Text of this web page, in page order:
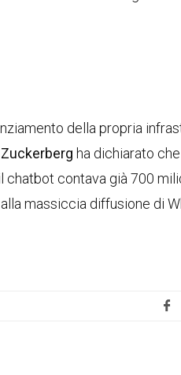
della propria
ha dichiarato che
chatbot contava già 700
massiccia diffusione di